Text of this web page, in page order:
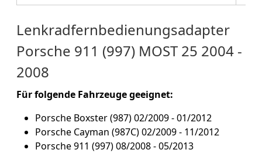
Lenkradfernbedienungsadapter
Porsche 911 (997) MOST 25 2004 -
2008
Für folgende Fahrzeuge geeignet:
Porsche Boxster (987) 02/2009 - 01/2012
Porsche Cayman (987C) 02/2009 - 11/2012
Porsche 911 (997) 08/2008 - 05/2013